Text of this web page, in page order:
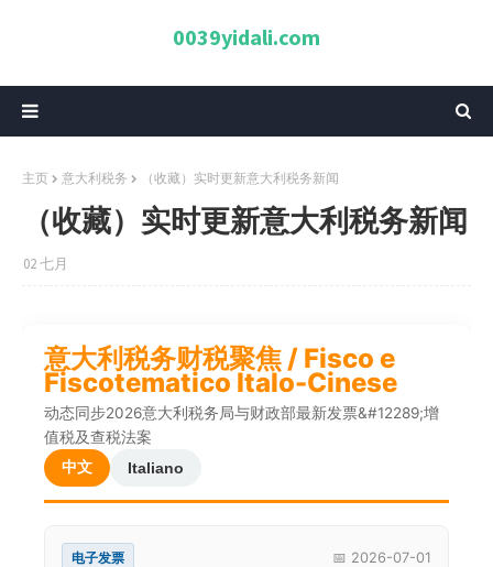
0039yidali.com
主页 意大利税务 （收藏）实时更新意大利税务新闻
（收藏）实时更新意大利税务新闻
02 七月
意大利税务财税聚焦 / Fisco e
Fiscotematico Italo-Cinese
动态同步2026意大利税务局与财政部最新发票&#12289;增
值税及查税法案
中文 Italiano
电子发票 📅 2026-07-01